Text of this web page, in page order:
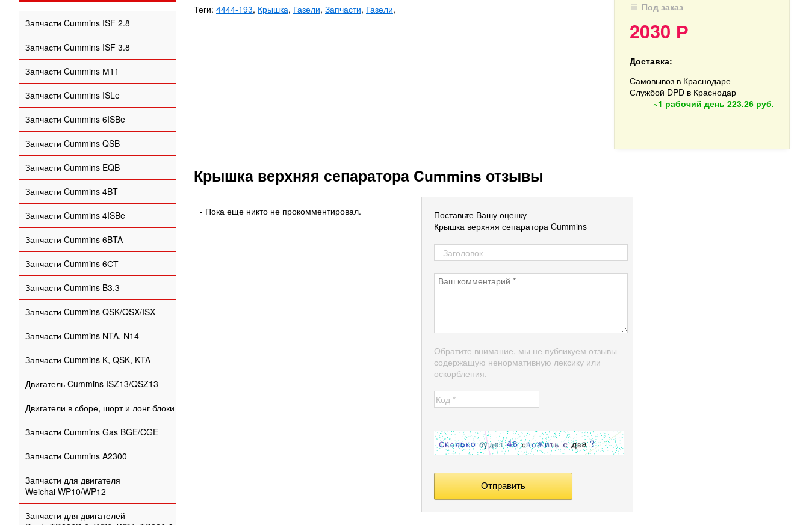
Запчасти Cummins ISF 2.8
Запчасти Cummins ISF 3.8
Запчасти Cummins М11
Запчасти Cummins ISLe
Запчасти Cummins 6ISBe
Запчасти Cummins QSB
Запчасти Cummins EQB
Запчасти Cummins 4BT
Запчасти Cummins 4ISBe
Запчасти Cummins 6BTA
Запчасти Cummins 6СТ
Запчасти Cummins B3.3
Запчасти Cummins QSK/QSX/ISX
Запчасти Cummins NTA, N14
Запчасти Cummins K, QSK, KTA
Двигатель Cummins ISZ13/QSZ13
Двигатели в сборе, шорт и лонг блоки
Запчасти Cummins Gas BGE/CGE
Запчасти Cummins A2300
Запчасти для двигателя
Weichai WP10/WP12
Запчасти для двигателей
Под заказ
2030 Р
Доставка:
Самовывоз в Краснодаре
Службой DPD в Краснодар
~1 рабочий день 223.26 руб.
Теги: 4444-193, Крышка, Газели, Запчасти, Газели,
Крышка верхняя сепаратора Cummins отзывы
Поставьте Вашу оценку
Крышка верхняя сепаратора Cummins
Обратите внимание, мы не публикуем отзывы
содержащую ненормативную лексику или
оскорбления.
- Пока еще никто не прокомментировал.